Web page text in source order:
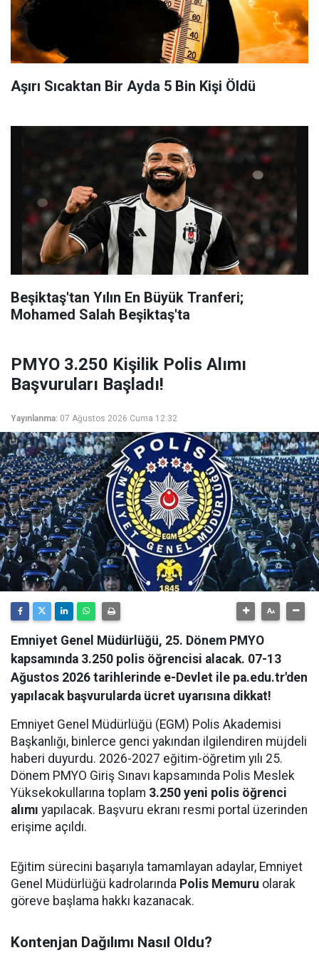
Aşırı Sıcaktan Bir Ayda 5 Bin Kişi Öldü
Beşiktaş'tan Yılın En Büyük Tranferi;
Mohamed Salah Beşiktaş'ta
PMYO 3.250 Kişilik Polis Alımı
Başvuruları Başladı!
Yayınlanma: 07 Ağustos 2026 Cuma 12:32
Emniyet Genel Müdürlüğü, 25. Dönem PMYO
kapsamında 3.250 polis öğrencisi alacak. 07-13
Ağustos 2026 tarihlerinde e-Devlet ile pa.edu.tr'den
yapılacak başvurularda ücret uyarısına dikkat!
Emniyet Genel Müdürlüğü (EGM) Polis Akademisi
Başkanlığı, binlerce genci yakından ilgilendiren müjdeli
haberi duyurdu. 2026-2027 eğitim-öğretim yılı 25.
Dönem PMYO Giriş Sınavı kapsamında Polis Meslek
Yüksekokullarına toplam 3.250 yeni polis öğrenci
alımı yapılacak. Başvuru ekranı resmi portal üzerinden
erişime açıldı.
Eğitim sürecini başarıyla tamamlayan adaylar, Emniyet
Genel Müdürlüğü kadrolarında Polis Memuru olarak
göreve başlama hakkı kazanacak.
Kontenjan Dağılımı Nasıl Oldu?